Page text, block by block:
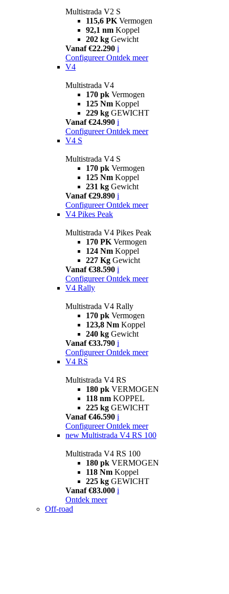
Multistrada V2 S
115,6 PK Vermogen
92,1 nm Koppel
202 kg Gewicht
Vanaf €22.290 i
Configureer Ontdek meer
V4
Multistrada V4
170 pk Vermogen
125 Nm Koppel
229 kg GEWICHT
Vanaf €24.990 i
Configureer Ontdek meer
V4 S
Multistrada V4 S
170 pk Vermogen
125 Nm Koppel
231 kg Gewicht
Vanaf €29.890 i
Configureer Ontdek meer
V4 Pikes Peak
Multistrada V4 Pikes Peak
170 PK Vermogen
124 Nm Koppel
227 Kg Gewicht
Vanaf €38.590 i
Configureer Ontdek meer
V4 Rally
Multistrada V4 Rally
170 pk Vermogen
123,8 Nm Koppel
240 kg Gewicht
Vanaf €33.790 i
Configureer Ontdek meer
V4 RS
Multistrada V4 RS
180 pk VERMOGEN
118 nm KOPPEL
225 kg GEWICHT
Vanaf €46.590 i
Configureer Ontdek meer
new Multistrada V4 RS 100
Multistrada V4 RS 100
180 pk VERMOGEN
118 Nm Koppel
225 kg GEWICHT
Vanaf €83.000 i
Ontdek meer
Off-road